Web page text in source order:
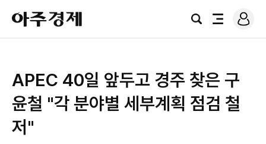
아
주
경
검
전
로
그
APEC 40일 앞두고 경주 찾은 구
윤철 "각 분야별 세부계획 점검 철
저"